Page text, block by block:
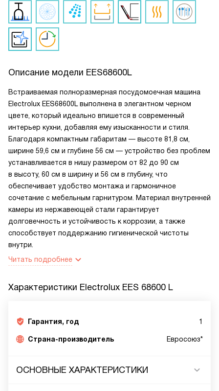
Описание модели EES68600L
Встраиваемая полноразмерная посудомоечная машина
Electrolux EES68600L выполнена в элегантном черном
цвете, который идеально впишется в современный
интерьер кухни, добавляя ему изысканности и стиля.
Благодаря компактным габаритам — высоте 81,8 см,
ширине 59,6 см и глубине 56 см — устройство без проблем
устанавливается в нишу размером от 82 до 90 см
в высоту, 60 см в ширину и 56 см в глубину, что
обеспечивает удобство монтажа и гармоничное
сочетание с мебельным гарнитуром. Материал внутренней
камеры из нержавеющей стали гарантирует
долговечность и устойчивость к коррозии, а также
способствует поддержанию гигиенической чистоты
внутри.
Читать подробнее
Характеристики Electrolux EES 68600 L
Гарантия, год 1
Страна-производитель Евросоюз*
ОСНОВНЫЕ ХАРАКТЕРИСТИКИ